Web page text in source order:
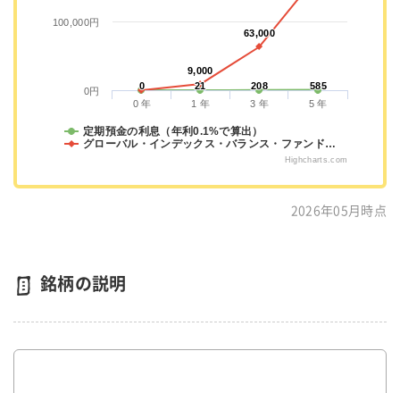
0
0 21
21 208
208 585
585
9,000
9,000
63,000
63,000
定期預金の利息（年利0.1%で算出）
グローバル・インデックス・バランス・ファンド…
0 年 1 年 3 年 5 年
0円
100,000円
Highcharts.com
2026年05月時点
銘柄の説明